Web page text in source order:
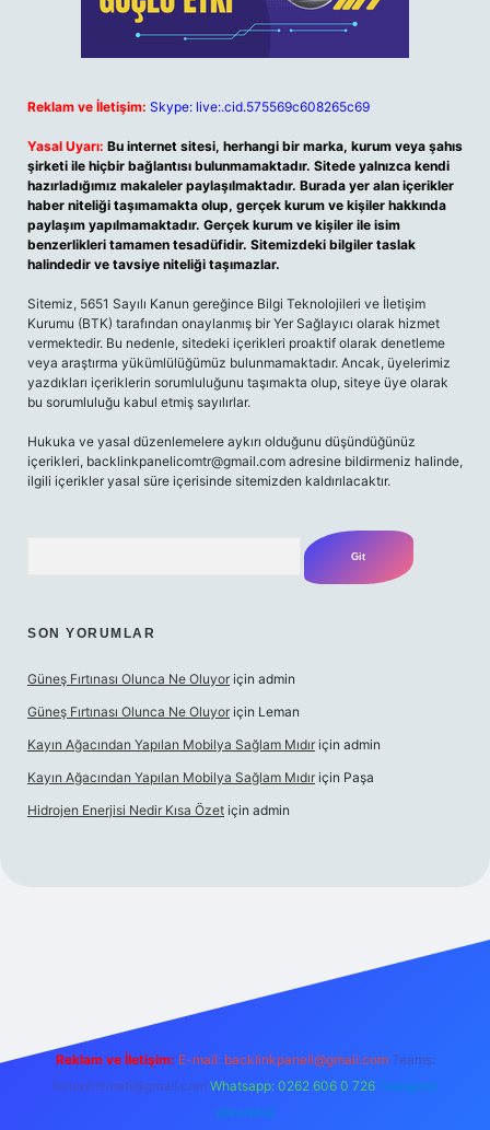
Reklam ve İletişim: Skype: live:.cid.575569c608265c69
Yasal Uyarı: Bu internet sitesi, herhangi bir marka, kurum veya şahıs
şirketi ile hiçbir bağlantısı bulunmamaktadır. Sitede yalnızca kendi
hazırladığımız makaleler paylaşılmaktadır. Burada yer alan içerikler
haber niteliği taşımamakta olup, gerçek kurum ve kişiler hakkında
paylaşım yapılmamaktadır. Gerçek kurum ve kişiler ile isim
benzerlikleri tamamen tesadüfidir. Sitemizdeki bilgiler taslak
halindedir ve tavsiye niteliği taşımazlar.
Sitemiz, 5651 Sayılı Kanun gereğince Bilgi Teknolojileri ve İletişim
Kurumu (BTK) tarafından onaylanmış bir Yer Sağlayıcı olarak hizmet
vermektedir. Bu nedenle, sitedeki içerikleri proaktif olarak denetleme
veya araştırma yükümlülüğümüz bulunmamaktadır. Ancak, üyelerimiz
yazdıkları içeriklerin sorumluluğunu taşımakta olup, siteye üye olarak
bu sorumluluğu kabul etmiş sayılırlar.
Hukuka ve yasal düzenlemelere aykırı olduğunu düşündüğünüz
içerikleri, backlinkpanelicomtr@gmail.com adresine bildirmeniz halinde,
ilgili içerikler yasal süre içerisinde sitemizden kaldırılacaktır.
SON YORUMLAR
Güneş Fırtınası Olunca Ne Oluyor için admin
Güneş Fırtınası Olunca Ne Oluyor için Leman
Kayın Ağacından Yapılan Mobilya Sağlam Mıdır için admin
Kayın Ağacından Yapılan Mobilya Sağlam Mıdır için Paşa
Hidrojen Enerjisi Nedir Kısa Özet için admin
https://www.betexper.xyz/
Reklam ve İletişim: E-mail: backlinkpaneli@gmail.com Teams:
forumhizmeti@gmail.com Whatsapp: 0262 606 0 726 Telegram:
@karabul